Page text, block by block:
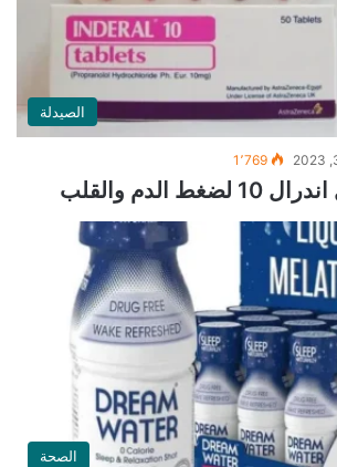
الصيدلة
1٬769
الدم والقلب
الصحة